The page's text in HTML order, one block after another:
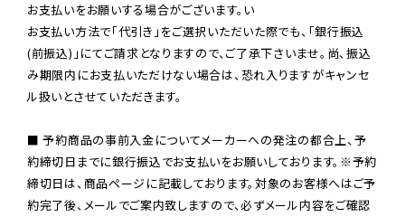
お支払いをお願いする場合がございます。い
お支払い方法で「代引き」をご選択いただいた際でも、「銀行振込
(前振込)」にてご請求となりますので、ご了承下さいませ。尚、振込
み期限内にお支払いただけない場合は、恐れ入りますがキャンセ
ル扱いとさせていただきます。
■ 予約商品の事前入金についてメーカーへの発注の都合上、予
約締切日までに銀行振込でお支払いをお願いしております。※予約
締切日は、商品ページに記載しております。対象のお客様へはご予
約完了後、メールでご案内致しますので、必ずメール内容をご確認